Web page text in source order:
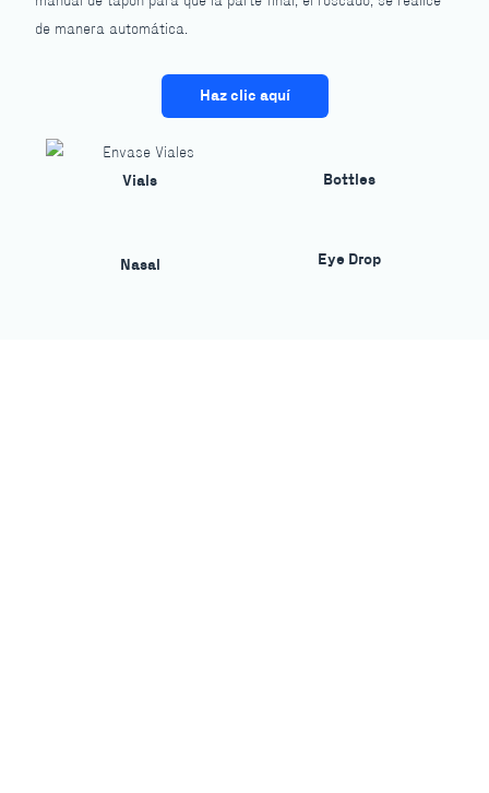
de manera automática.
Haz clic aquí
Vials Bottles
Nasal Eye Drop